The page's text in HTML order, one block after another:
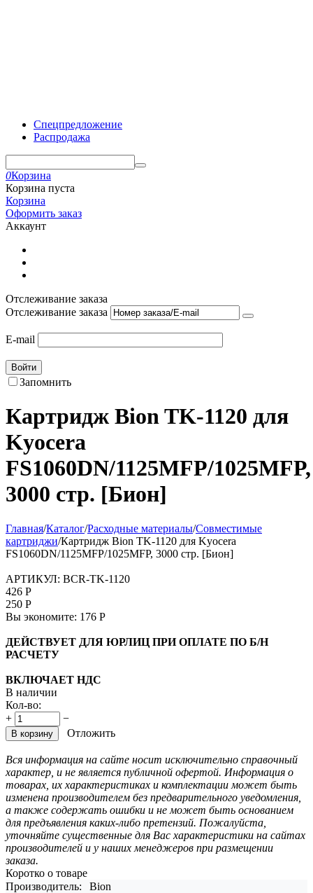
Спецпредложение
Распродажа
0Корзина
Корзина пуста
Корзина
Оформить заказ
Аккаунт
Отслеживание заказа
Отслеживание заказа
E-mail
Войти
Запомнить
Картридж Bion TK-1120 для
Kyocera
FS1060DN/1125MFP/1025MFP,
3000 стр. [Бион]
Главная/Каталог/Расходные материалы/Совместимые
картриджи/Картридж Bion TK-1120 для Kyocera
FS1060DN/1125MFP/1025MFP, 3000 стр. [Бион]
АРТИКУЛ: BCR-TK-1120
426 Р
250 Р
Вы экономите: 176 Р
ДЕЙСТВУЕТ ДЛЯ ЮРЛИЦ ПРИ ОПЛАТЕ ПО Б/Н
РАСЧЕТУ
ВКЛЮЧАЕТ НДС
В наличии
Кол-во:
+
−
В корзину Отложить
Вся информация на сайте носит исключительно справочный
характер, и не является публичной офертой. Информация о
товарах, их характеристиках и комплектации может быть
изменена производителем без предварительного уведомления,
а также содержать ошибки и не может быть основанием
для предъявления каких-либо претензий. Пожалуйста,
уточняйте существенные для Вас характеристики на сайтах
производителей и у наших менеджеров при размещении
заказа.
Коротко о товаре
Производитель:
Bion